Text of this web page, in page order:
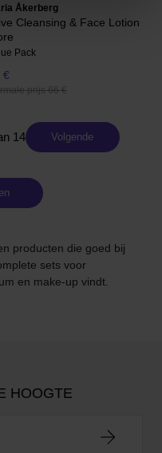
Åkerberg
Cleansing & Face Lotion
Pack
€
prijs 66 €
14 Volgende
producten die goed bij
sets voor
en make-up vindt.
HOOGTE